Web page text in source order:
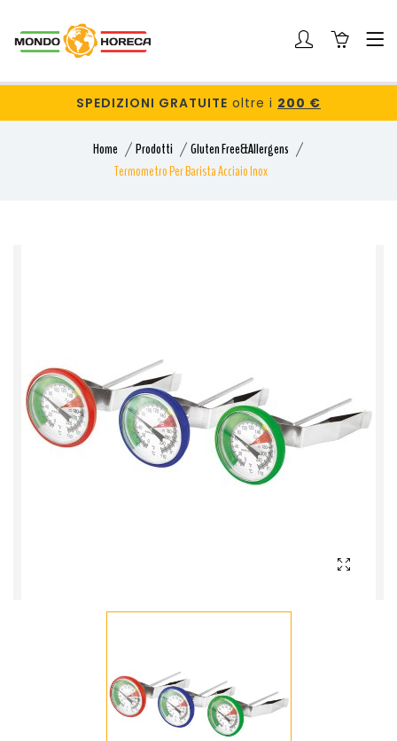
SPEDIZIONI GRATUITE oltre i 200 €
Home Prodotti
Gluten Free&allergens
Termometro Per Barista Acciaio Inox